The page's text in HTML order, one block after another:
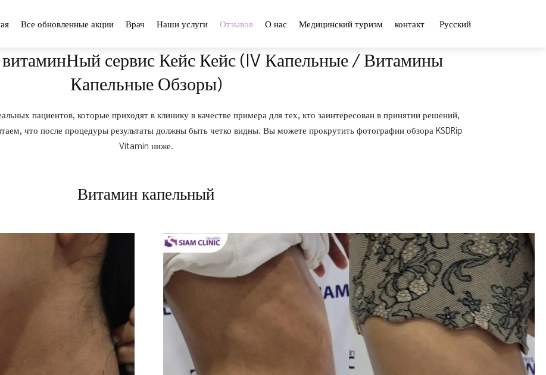
Все обновленные акции Врач Наши услуги Отзывов О нас Медицинский туризм контакт Русский
сервис Кейс Кейс (IV Капельные / Витамины
Капельные Обзоры)
пациентов, которые приходят в клинику в качестве примера для тех, кто заинтересован в принятии решений,
что после процедуры результаты должны быть четко видны. Вы можете прокрутить фотографии обзора KSDRip
Vitamin ниже.
Витамин капельный